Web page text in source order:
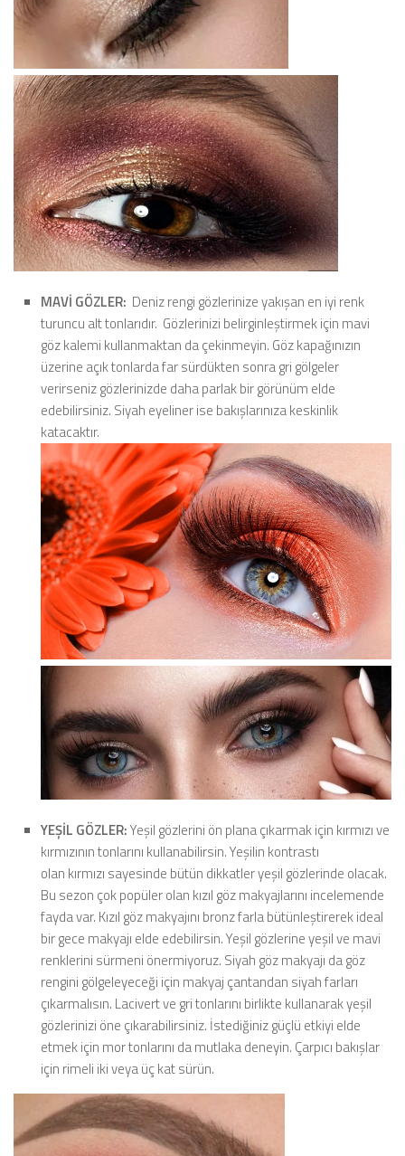
MAVİ GÖZLER: Deniz rengi gözlerinize yakışan en iyi renk
turuncu alt tonlarıdır. Gözlerinizi belirginleştirmek için mavi
göz kalemi kullanmaktan da çekinmeyin. Göz kapağınızın
üzerine açık tonlarda far sürdükten sonra gri gölgeler
verirseniz gözlerinizde daha parlak bir görünüm elde
edebilirsiniz. Siyah eyeliner ise bakışlarınıza keskinlik
katacaktır.
YEŞİL GÖZLER:Yeşil gözlerini ön plana çıkarmak için kırmızı ve
kırmızının tonlarını kullanabilirsin. Yeşilin kontrastı
olan kırmızı sayesinde bütün dikkatler yeşil gözlerinde olacak.
Bu sezon çok popüler olan kızıl göz makyajlarını incelemende
fayda var. Kızıl göz makyajını bronz farla bütünleştirerek ideal
bir gece makyajı elde edebilirsin. Yeşil gözlerine yeşil ve mavi
renklerini sürmeni önermiyoruz. Siyah göz makyajı da göz
rengini gölgeleyeceği için makyaj çantandan siyah farları
çıkarmalısın. Lacivert ve gri tonlarını birlikte kullanarak yeşil
gözlerinizi öne çıkarabilirsiniz. İstediğiniz güçlü etkiyi elde
etmek için mor tonlarını da mutlaka deneyin. Çarpıcı bakışlar
için rimeli iki veya üç kat sürün.